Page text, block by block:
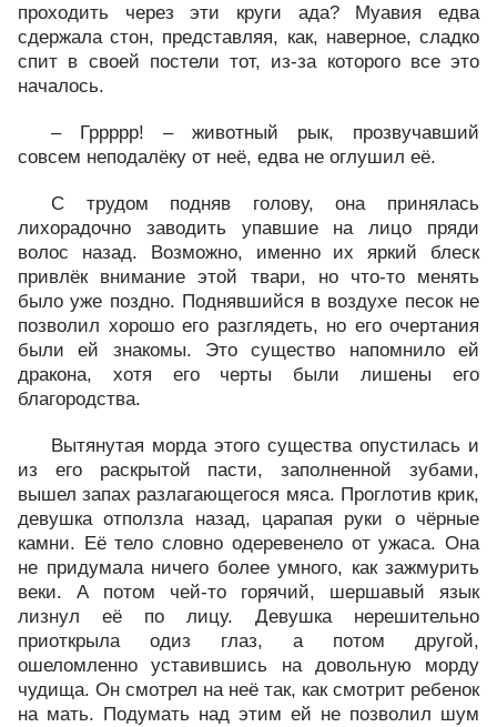
проходить через эти круги ада? Муавия едва
сдержала стон, представляя, как, наверное, сладко
спит в своей постели тот, из-за которого все это
началось.
– Гррррр! – животный рык, прозвучавший
совсем неподалёку от неё, едва не оглушил её.
С трудом подняв голову, она принялась
лихорадочно заводить упавшие на лицо пряди
волос назад. Возможно, именно их яркий блеск
привлёк внимание этой твари, но что-то менять
было уже поздно. Поднявшийся в воздухе песок не
позволил хорошо его разглядеть, но его очертания
были ей знакомы. Это существо напомнило ей
дракона, хотя его черты были лишены его
благородства.
Вытянутая морда этого существа опустилась и
из его раскрытой пасти, заполненной зубами,
вышел запах разлагающегося мяса. Проглотив крик,
девушка отползла назад, царапая руки о чёрные
камни. Её тело словно одеревенело от ужаса. Она
не придумала ничего более умного, как зажмурить
веки. А потом чей-то горячий, шершавый язык
лизнул её по лицу. Девушка нерешительно
приоткрыла одиз глаз, а потом другой,
ошеломленно уставившись на довольную морду
чудища. Он смотрел на неё так, как смотрит ребенок
на мать. Подумать над этим ей не позволил шум